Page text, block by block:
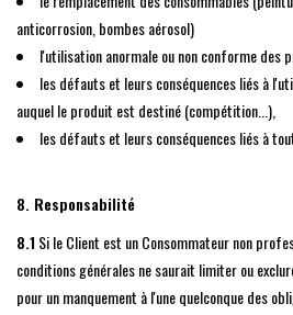
anticorrosion, bombes aérosol)
l'utilisation anormale ou non conforme des
les défauts et leurs conséquences liés à
auquel le produit est destiné (compétition...),
les défauts et leurs conséquences liés à
8. Responsabilité
8.1Si le Client est un Consommateur non
conditions générales ne saurait limiter ou
pour un manquement à l'une quelconque des